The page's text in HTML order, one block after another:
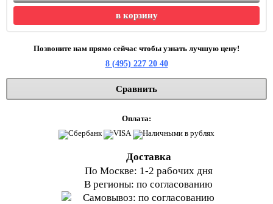
в корзину
Позвоните нам прямо сейчас чтобы узнать лучшую цену!
8 (495) 227 20 40
Сравнить
Оплата:
Доставка
По Москве: 1-2 рабочих дня
В регионы: по согласованию
Самовывоз: по согласованию